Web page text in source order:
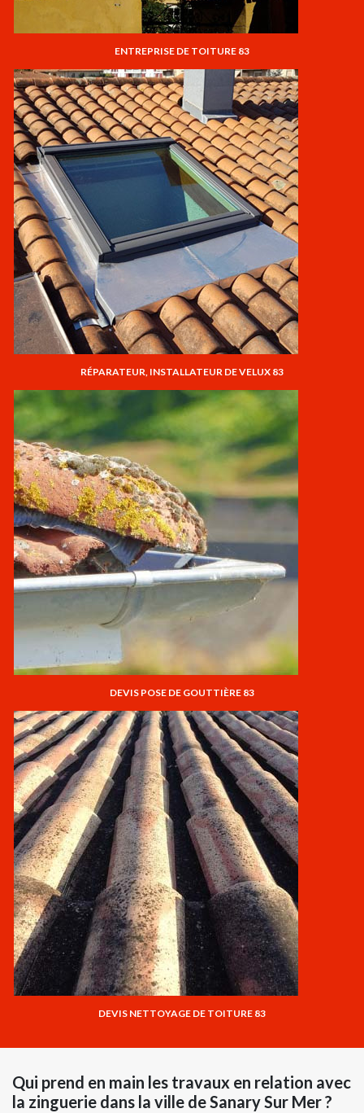
ENTREPRISE DE TOITURE 83
RÉPARATEUR, INSTALLATEUR DE VELUX 83
DEVIS POSE DE GOUTTIÈRE 83
DEVIS NETTOYAGE DE TOITURE 83
Qui prend en main les travaux en relation avec
la zinguerie dans la ville de Sanary Sur Mer ?